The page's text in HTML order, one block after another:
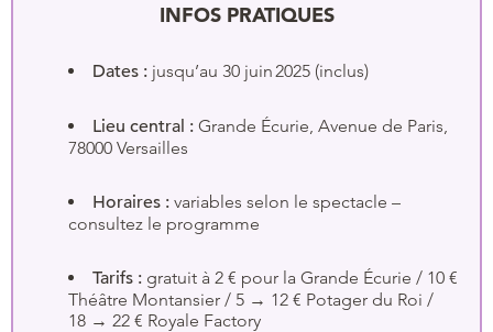
INFOS PRATIQUES
Dates : jusqu’au 30 juin 2025 (inclus)
Lieu central : Grande Écurie, Avenue de Paris,
78000 Versailles
Horaires : variables selon le spectacle –
consultez le programme
Tarifs : gratuit à 2 € pour la Grande Écurie / 10 €
Théâtre Montansier / 5 → 12 € Potager du Roi /
18 → 22 € Royale Factory